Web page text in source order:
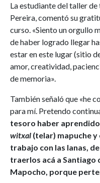
La estudiante del taller
Pereira, comentó su
curso. «Siento un orgullo
de haber logrado llegar
estar en este lugar (sitio
amor, creatividad,
de memoria».
También señaló que «he
para mí. Pretendo
tesoro haber
witxal (telar) mapuche y
trabajo con las lanas,
traerlos acá a
Mapocho, porque